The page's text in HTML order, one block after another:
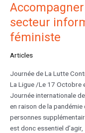
secteur
féministe
Articles
Journée de La Lutte
La Ligue /Le 17 Octobre
Journée internationale
en raison de la
personnes
est donc essentiel d’agir,